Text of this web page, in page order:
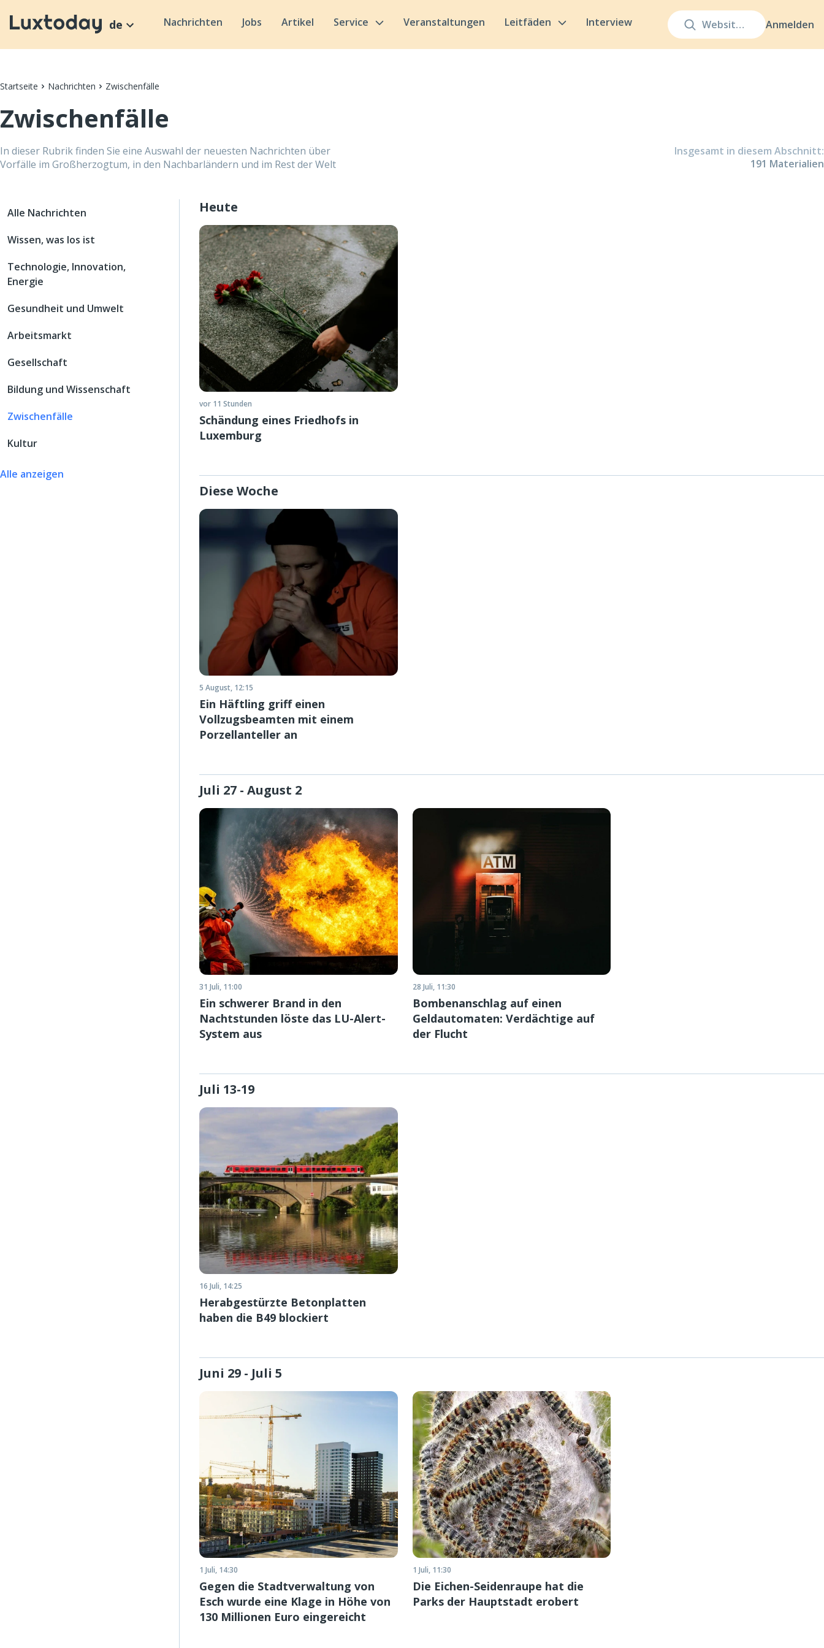
Anmelden
de Nachrichten Jobs Artikel Service Veranstaltungen Leitfäden Interview
Startseite Nachrichten Zwischenfälle
Zwischenfälle
In dieser Rubrik finden Sie eine Auswahl der neuesten Nachrichten über
Vorfälle im Großherzogtum, in den Nachbarländern und im Rest der Welt
Insgesamt in diesem Abschnitt:
191 Materialien
Alle Nachrichten
Wissen, was los ist
Technologie, Innovation,
Energie
Gesundheit und Umwelt
Arbeitsmarkt
Gesellschaft
Bildung und Wissenschaft
Zwischenfälle
Kultur
Alle anzeigen
Heute
vor 11 Stunden
Schändung eines Friedhofs in
Luxemburg
Diese Woche
5 August, 12:15
Ein Häftling griff einen
Vollzugsbeamten mit einem
Porzellanteller an
Juli 27 - August 2
31 Juli, 11:00
Ein schwerer Brand in den
Nachtstunden löste das LU-Alert-
System aus
28 Juli, 11:30
Bombenanschlag auf einen
Geldautomaten: Verdächtige auf
der Flucht
Juli 13-19
16 Juli, 14:25
Herabgestürzte Betonplatten
haben die B49 blockiert
Juni 29 - Juli 5
1 Juli, 14:30
Gegen die Stadtverwaltung von
Esch wurde eine Klage in Höhe von
130 Millionen Euro eingereicht
1 Juli, 11:30
Die Eichen-Seidenraupe hat die
Parks der Hauptstadt erobert